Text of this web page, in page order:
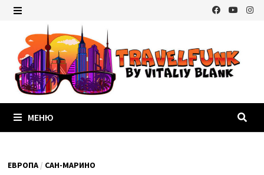
Перейти
содержимому
МЕНЮ
ЕВРОПА / САН-МАРИНО